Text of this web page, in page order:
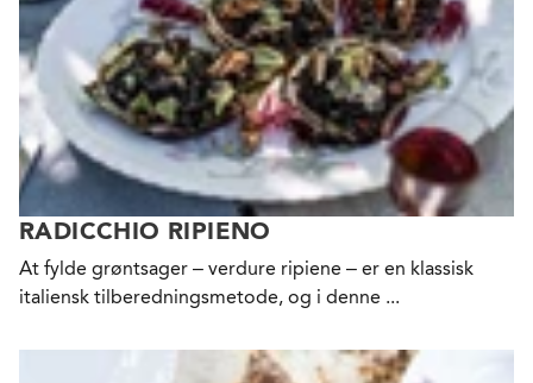
RADICCHIO RIPIENO
At fylde grøntsager – verdure ripiene – er en klassisk
italiensk tilberedningsmetode, og i denne ...